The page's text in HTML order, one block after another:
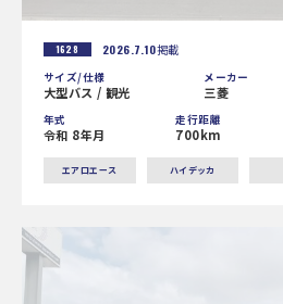
1628 2026.7.10掲載
サイズ/仕様
大型バス / 観光
メーカー
三菱
年式
令和 8年月
走行距離
700km
エアロエース ハイデッカ